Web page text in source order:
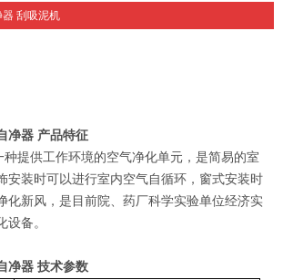
刮吸泥机
净器 产品特征
种提供工作环境的空气净化单元，是简易的室
安装时可以进行室内空气自循环，窗式安装时
化新风，是目前院、药厂科学实验单位经济实
备。
净器 技术参数